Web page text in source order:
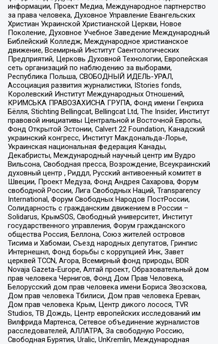
информации, Проект Медиа, Международное партнерство
за права человека, Духовное Управление Евангельских
Христиан Украинской Христианской Церкви, Новое
Поколение, Духовное Учебное Заведение Международный
Библейский Колледж, Международное христианское
движение, Всемирный Институт Саентологических
Предприятий, Церковь Духовной Технологии, Европейская
сеть организаций по наблюдению за выборами,
Республика Польша, СВОБОДНЫЙ ИДЕЛЬ-УРАЛ,
Ассоциация развития журналистики, IStories fonds,
Королевский Институт Международных Отношений,
КРИМСЬКА ПРАВОЗАХИСНА ГРУПА, Фонд имени Генриха
Бёлля, Stichting Bellingcat, Bellingcat Ltd, The Insider, Институт
правовой инициативы Центральной и Восточной Европы,
Фонд Открытой Эстонии, Calvert 22 Foundation, Канадский
украинский конгресс, Институт Макдональда-Лорье,
Украинская национальная федерация Канады,
Декабристы, Международный научный центр им Вудро
Вильсона, Свободная пресса, Возрождение, Всеукраинский
духовный центр , Риддл, Русский антивоенный комитет в
Швеции, Проект Медуза, Фонд Андрея Сахарова, Форум
свободной России, Лига Свободных Наций, Transparеncy
International, Форум Свободных Народов ПостРоссии,
Солидарность с гражданским движением в России –
Solidarus, КрымSOS, Свободный университет, Институт
государственного управления, Форум гражданского
общества Россия, Беллона, Союз жителей островов
Тисима и Хабомаи, Съезд народных депутатов, Гринпис
Интернешнл, Фонд борьбы с коррупцией Инк, Завет
церквей TCCN, Агора, Всемирный фонд природы, BDR
Novaja Gazeta-Europe, Алтай проект, Образовательный дом
прав человека Чернигов, Фонд Дом Прав Человека,
Белорусский дом прав человека имени Бориса Звозскова,
Дом прав человека Тбилиси, Дом прав человека Ереван,
Дом прав человека Крым, Центр дикого лосося, TVR
Studios, ТВ Дождь, Центр европейских исследований им
Вилфрида Мартенса, Сетевое объединение журналистов
расследователей, АЛЛАТРА, За свободную Россию,
Свободная Бурятия, Uralic, UnKremlin, Международная